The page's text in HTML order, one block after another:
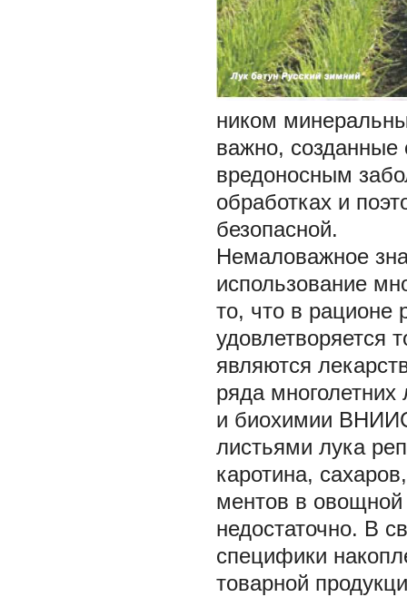
ником
важно, созданные
вредоносным
обработках и
безопасной.
Немаловажное
использование
то, что в рационе
удовлетворяется
являются
ряда
и биохимии
листьями лука
каротина,
ментов в овощной
недостаточно. В
специфики
товарной